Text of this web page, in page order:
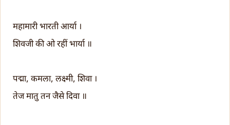
महामारी भारती आर्या ।
शिवजी की ओ रहीं भार्या ॥
पद्मा, कमला, लक्ष्मी, शिवा ।
तेज मातु तन जैसे दिवा ॥